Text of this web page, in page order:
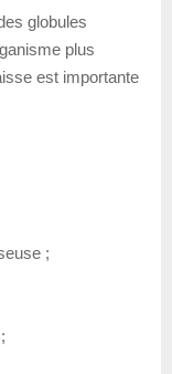
globules
plus
est importante
;